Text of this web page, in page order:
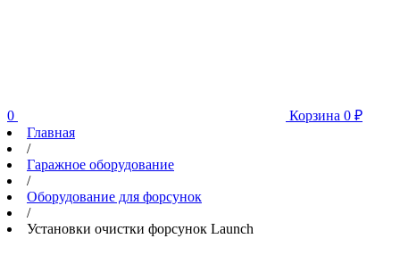
0 Корзина 0 ₽
Главная
/
Гаражное оборудование
/
Оборудование для форсунок
/
Установки очистки форсунок Launch